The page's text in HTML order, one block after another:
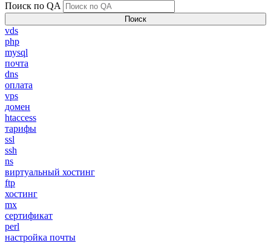
Поиск по QA
Поиск
vds
php
mysql
почта
dns
оплата
vps
домен
htaccess
тарифы
ssl
ssh
ns
виртуальный хостинг
ftp
хостинг
mx
сертификат
perl
настройка почты